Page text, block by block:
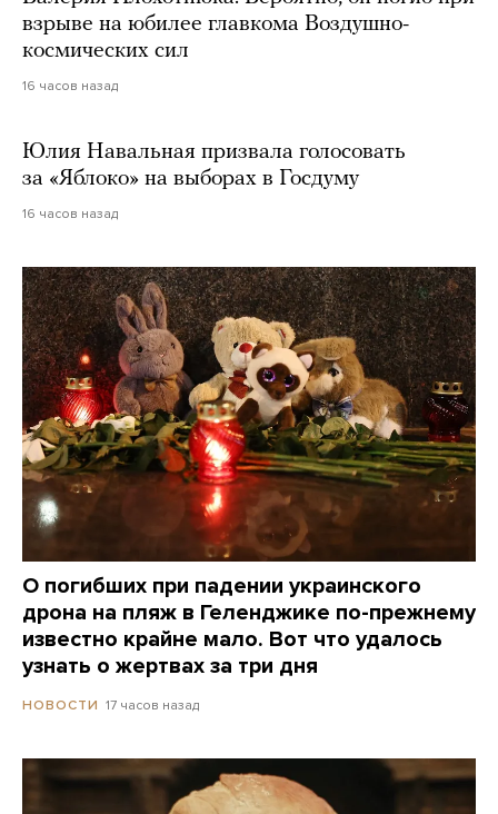
взрыве на юбилее главкома Воздушно-
космических сил
16 часов назад
Юлия Навальная призвала голосовать
за «Яблоко» на выборах в Госдуму
16 часов назад
О погибших при падении украинского
дрона на пляж в Геленджике по-прежнему
известно крайне мало. Вот что удалось
узнать о жертвах за три дня
НОВОСТИ 17 часов назад